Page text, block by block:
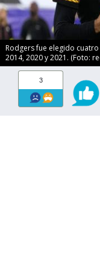
Rodgers fue elegido cuatro
2014, 2020 y 2021. (Foto:
3